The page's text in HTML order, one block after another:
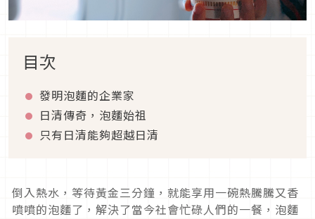
目次
發明泡麵的企業家
日清傳奇，泡麵始祖
只有日清能夠超越日清
倒入熱水，等待黃金三分鐘，就能享用一碗熱騰騰又香
噴噴的泡麵了，解決了當今社會忙碌人們的一餐，泡麵